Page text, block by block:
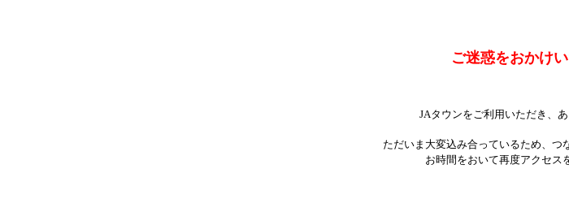
ご迷惑をおかけい
JAタウンをご利用いただき、あ
ただいま大変込み合っているため、つ
お時間をおいて再度アクセス